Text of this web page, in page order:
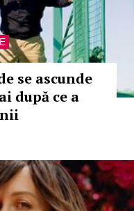
se ascunde
după ce a